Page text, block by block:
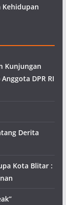
Kehidupan
Kunjungan
DPR RI
Derita
Kota Blitar :